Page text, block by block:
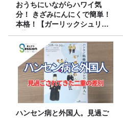
おうちにいながらハワイ気
分！ きざみにんにくで簡単！
本格！【ガーリックシュリン
プ】 桃屋のかんたんレシピ
ハンセン病と外国人。見過ご